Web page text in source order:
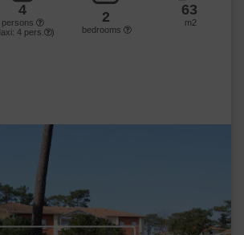
4
persons
4 pers. )
2
bedrooms
63
m2